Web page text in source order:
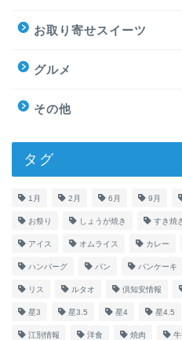
お取り寄せスイーツ
グルメ
その他
タグ
1月 2月 6月 9月
お祭り しょうが焼き すき焼
アイス オムライス カレー
ハンバーグ パン パンケーキ
リス ルタオ 倶知安情報
星3 星3.5 星4 星4.5
江別情報 洋食 焼肉